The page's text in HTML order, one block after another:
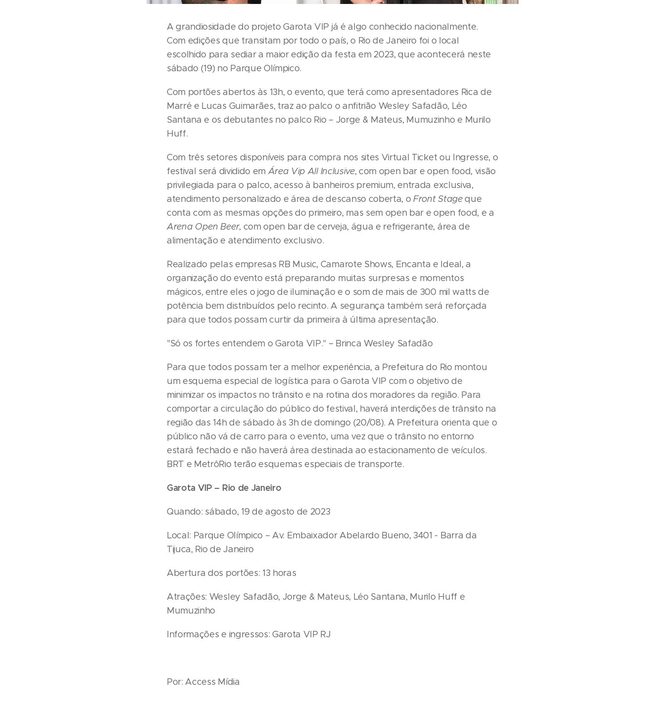
A grandiosidade do projeto Garota VIP já é algo conhecido nacionalmente.
Com edições que transitam por todo o país, o Rio de Janeiro foi o local
escolhido para sediar a maior edição da festa em 2023, que acontecerá neste
sábado (19) no Parque Olímpico.
Com portões abertos às 13h, o evento, que terá como apresentadores Rica de
Marré e Lucas Guimarães, traz ao palco o anfitrião Wesley Safadão, Léo
Santana e os debutantes no palco Rio – Jorge & Mateus, Mumuzinho e Murilo
Huff.
Com três setores disponíveis para compra nos sites Virtual Ticket ou Ingresse, o
festival será dividido em Área Vip All Inclusive, com open bar e open food, visão
privilegiada para o palco, acesso à banheiros premium, entrada exclusiva,
atendimento personalizado e área de descanso coberta, oFront Stageque
conta com as mesmas opções do primeiro, mas sem open bar e open food, e a
Arena Open Beer, com open bar de cerveja, água e refrigerante, área de
alimentação e atendimento exclusivo.
Realizado pelas empresas RB Music, Camarote Shows, Encanta e Ideal, a
organização do evento está preparando muitas surpresas e momentos
mágicos, entre eles o jogo de iluminação e o som de mais de 300 mil watts de
potência bem distribuídos pelo recinto. A segurança também será reforçada
para que todos possam curtir da primeira à última apresentação.
"Só os fortes entendem o Garota VIP." – Brinca Wesley Safadão
Para que todos possam ter a melhor experiência, a Prefeitura do Rio montou
um esquema especial de logística para o Garota VIP com o objetivo de
minimizar os impactos no trânsito e na rotina dos moradores da região. Para
comportar a circulação do público do festival, haverá interdições de trânsito na
região das 14h de sábado às 3h de domingo (20/08). A Prefeitura orienta que o
público não vá de carro para o evento, uma vez que o trânsito no entorno
estará fechado e não haverá área destinada ao estacionamento de veículos.
BRT e MetrôRio terão esquemas especiais de transporte.
Garota VIP – Rio de Janeiro
Quando: sábado, 19 de agosto de 2023
Local: Parque Olímpico – Av. Embaixador Abelardo Bueno, 3401 - Barra da
Tijuca, Rio de Janeiro
Abertura dos portões: 13 horas
Atrações: Wesley Safadão, Jorge & Mateus, Léo Santana, Murilo Huff e
Mumuzinho
Informações e ingressos: Garota VIP RJ
Por: Access Mídia